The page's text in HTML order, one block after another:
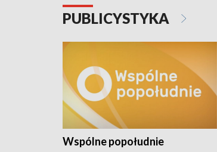
PUBLICYSTYKA
Wspólne popołudnie